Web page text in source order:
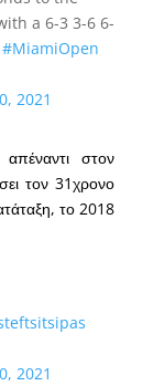
a 6-3 3-6 6-
#MiamiOpen
2021
στον
τον 31χρονο
το 2018
2021